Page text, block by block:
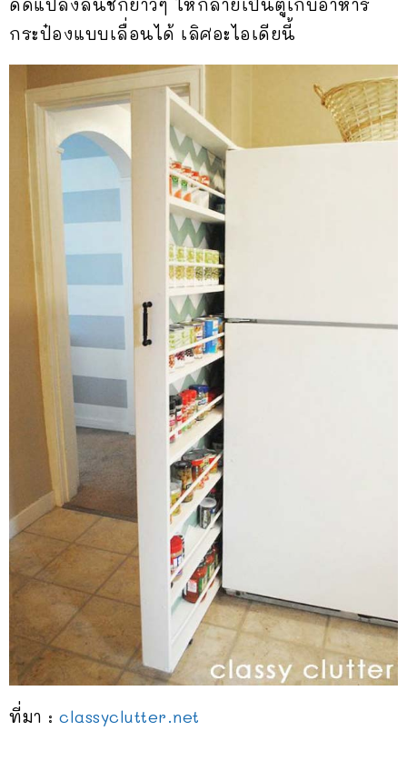
ดัดแปลงลิ้นชักยาวๆ ให้กลายเป็นตู้เก็บอาหาร
กระป๋องแบบเลื่อนได้ เลิศอะไอเดียนี้
ที่มา : classyclutter.net